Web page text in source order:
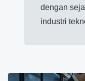
dengan
industri